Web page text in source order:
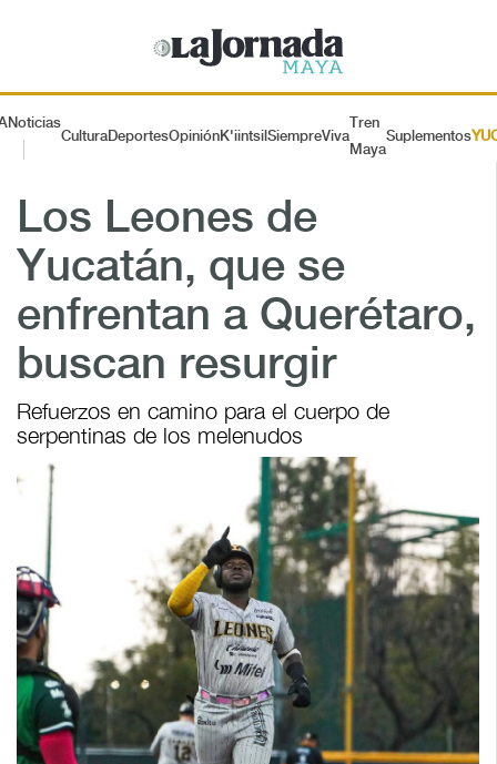
Noticias
CulturaDeportesOpiniónK'iintsil SiempreViva
Tren
Maya
Suplementos
Los Leones de
Yucatán, que se
enfrentan a Querétaro,
buscan resurgir
Refuerzos en camino para el cuerpo de
serpentinas de los melenudos